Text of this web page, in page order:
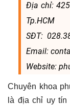
Địa chỉ:
Tp.HCM
SĐT:
Email:
Website:
Chuyên khoa
là địa chỉ uy tín